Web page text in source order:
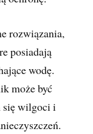
rozwiązania,
posiadają
wodę.
może być
się wilgoci i